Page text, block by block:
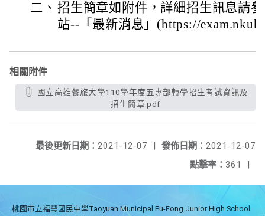
二、 招生簡章如附件，詳細招生訊息請
站--「最新消息」(https://
相關附件
招生簡章.pdf
發佈日期： 2021-12-07
最後更新日期： 2021-12-07
|
點擊率： 361 |
桃園市立福豐國民中學Taoyuan Municipal Fu-Fong Junior High School